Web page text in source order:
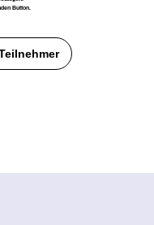
Button.